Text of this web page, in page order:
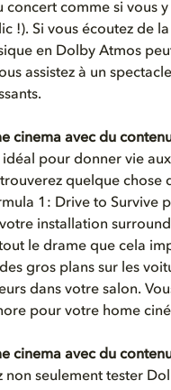
concert comme si vous
!). Si vous écoutez de la
en Dolby Atmos
assistez à un
cinema avec du
pour donner vie
trouverez quelque
1: Drive to
installation
le drame que cela
gros plans sur les
dans votre salon.
pour votre home
cinema avec du
non seulement tester